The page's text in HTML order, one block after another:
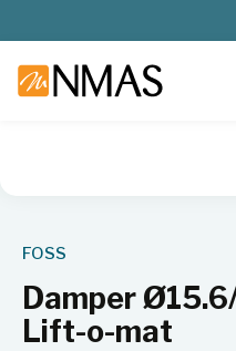
FOSS
Damper
Lift-o-mat